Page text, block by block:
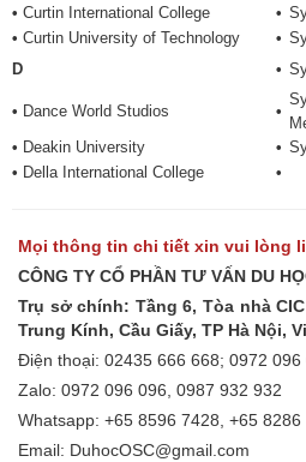
• Curtin International College •
• Curtin University of Technology •
D
•
• Dance World Studios •
• Deakin University •
• Della International College •
Mọi thông tin chi tiết xin vui lòng
CÔNG TY CỔ PHẦN TƯ VẤN DU
Trụ sở chính: Tầng 6, Tòa nhà
Trung Kính, Cầu Giấy, TP Hà Nội,
Điện thoại: 02435 666 668; 0972
Zalo: 0972 096 096, 0987 932 932
Whatsapp: +65 8596 7428, +65 8286
Email: DuhocOSC@gmail.com